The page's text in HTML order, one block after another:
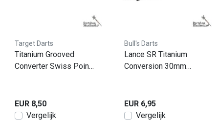
Target Darts
Titanium Grooved
Converter Swiss Point
EUR 8,50
Vergelijk
Bull's Darts
Lance SR Titanium
Conversion 30mm
EUR 6,95
Vergelijk